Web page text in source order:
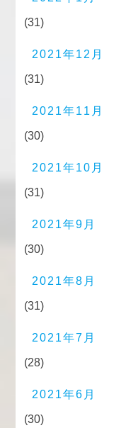
(31)
2021年12月
(31)
2021年11月
(30)
2021年10月
(31)
2021年9月
(30)
2021年8月
(31)
2021年7月
(28)
2021年6月
(30)